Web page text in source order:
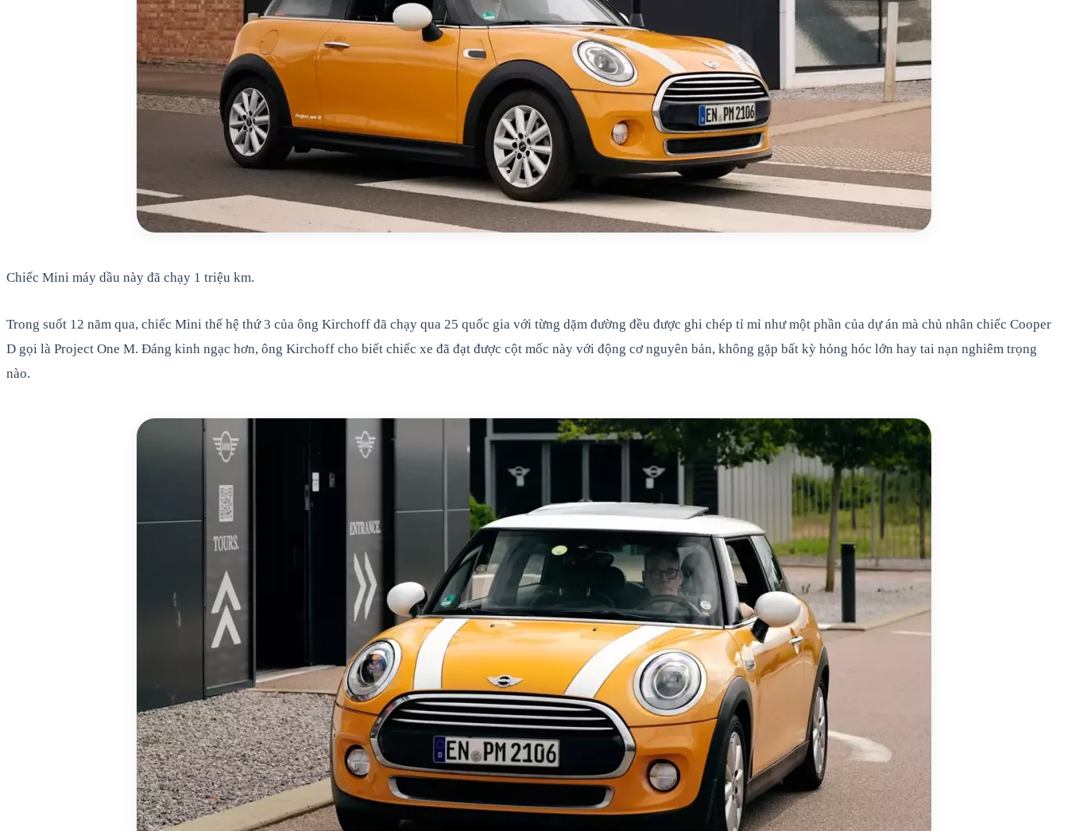
Chiếc Mini máy dầu này đã chạy 1 triệu km.
Trong suốt 12 năm qua, chiếc Mini thế hệ thứ 3 của ông Kirchoff đã chạy qua 25 quốc gia với từng dặm đường đều được ghi chép tỉ mỉ như một phần của dự án mà chủ nhân chiếc Cooper
D gọi là Project One M. Đáng kinh ngạc hơn, ông Kirchoff cho biết chiếc xe đã đạt được cột mốc này với động cơ nguyên bản, không gặp bất kỳ hỏng hóc lớn hay tai nạn nghiêm trọng
nào.